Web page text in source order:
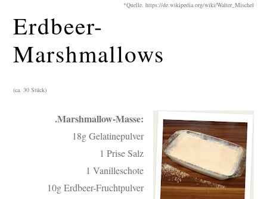
*Quelle. https://de.wikipedia.org/wiki/Walter_Mischel
Erdbeer-
Marshmallows
(ca. 30 Stück)
.Marshmallow-Masse:
18g Gelatinepulver
1 Prise Salz
1 Vanilleschote
10g Erdbeer-Fruchtpulver